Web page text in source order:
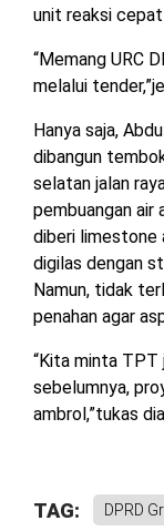
unit reaksi cepat
“Memang URC
melalui
Hanya saja,
dibangun
selatan jalan
pembuangan air
diberi limestone
digilas dengan
Namun, tidak
penahan agar
“Kita minta TPT
sebelumnya,
ambrol,”tukas
TAG: DPRD